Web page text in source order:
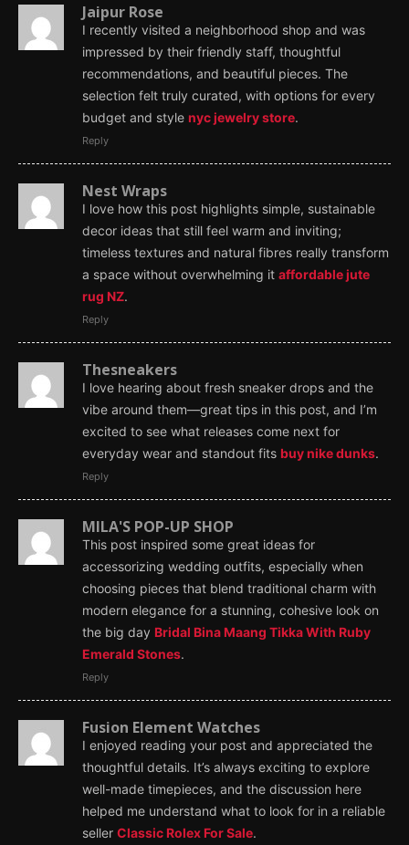
Jaipur Rose
I recently visited a neighborhood shop and was
impressed by their friendly staff, thoughtful
recommendations, and beautiful pieces. The
selection felt truly curated, with options for every
budget and style nyc jewelry store.
Reply
Nest Wraps
I love how this post highlights simple, sustainable
decor ideas that still feel warm and inviting;
timeless textures and natural fibres really transform
a space without overwhelming it affordable jute
rug NZ.
Reply
Thesneakers
I love hearing about fresh sneaker drops and the
vibe around them—great tips in this post, and I’m
excited to see what releases come next for
everyday wear and standout fits buy nike dunks.
Reply
MILA'S POP-UP SHOP
This post inspired some great ideas for
accessorizing wedding outfits, especially when
choosing pieces that blend traditional charm with
modern elegance for a stunning, cohesive look on
the big day Bridal Bina Maang Tikka With Ruby
Emerald Stones.
Reply
Fusion Element Watches
I enjoyed reading your post and appreciated the
thoughtful details. It’s always exciting to explore
well-made timepieces, and the discussion here
helped me understand what to look for in a reliable
seller Classic Rolex For Sale.